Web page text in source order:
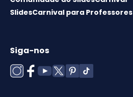
SlidesCarnival para Professores
Siga-nos